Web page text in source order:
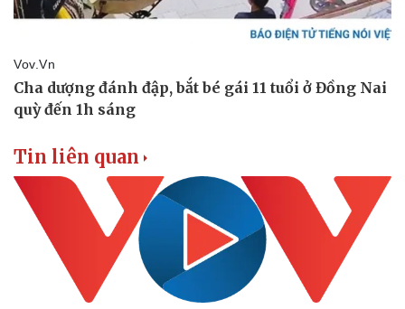
Pháp luật
Vụ án
Tư vấn luật
Quân sự - Quốc phòng
Tin liên quan